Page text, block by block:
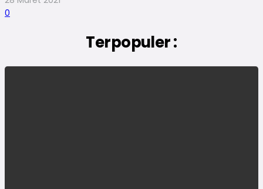
0
Terpopuler :